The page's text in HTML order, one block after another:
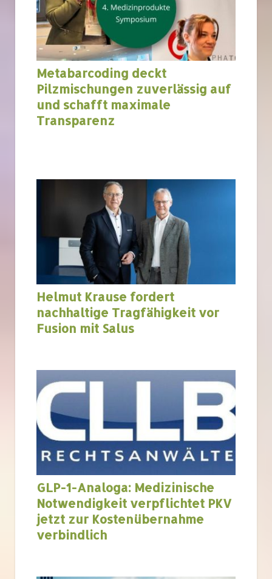
Metabarcoding deckt
Pilzmischungen zuverlässig auf
und schafft maximale
Transparenz
Helmut Krause fordert
nachhaltige Tragfähigkeit vor
Fusion mit Salus
GLP-1-Analoga: Medizinische
Notwendigkeit verpflichtet PKV
jetzt zur Kostenübernahme
verbindlich